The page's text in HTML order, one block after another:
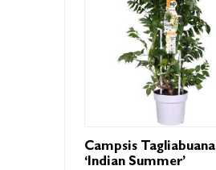
Campsis Tagliabuana
‘Indian Summer’